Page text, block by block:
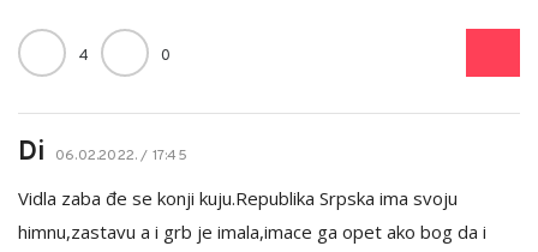
4 0
Di 06.02.2022. / 17:45
Vidla zaba đe se konji kuju.Republika Srpska ima svoju
himnu,zastavu a i grb je imala,imace ga opet ako bog da i